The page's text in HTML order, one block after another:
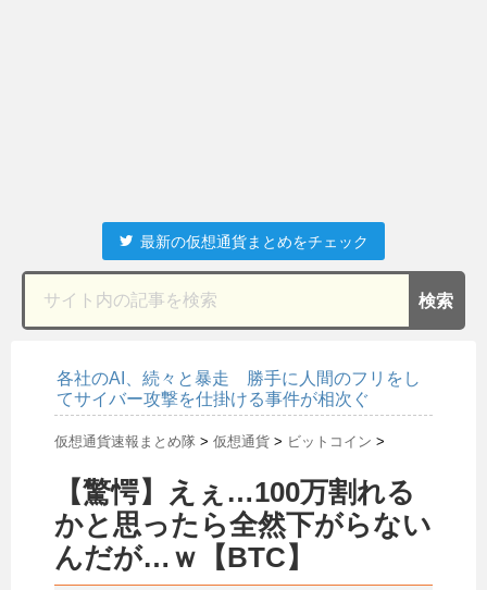
最新の仮想通貨まとめをチェック
各社のAI、続々と暴走 勝手に人間のフリをし
てサイバー攻撃を仕掛ける事件が相次ぐ
仮想通貨速報まとめ隊 > 仮想通貨 > ビットコイン >
【驚愕】えぇ…100万割れる
かと思ったら全然下がらない
んだが…ｗ【BTC】